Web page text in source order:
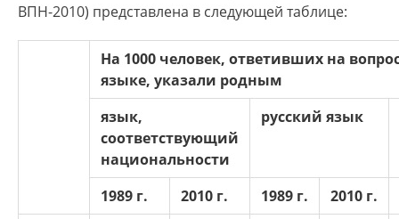
ВПН-2010) представлена в следующей таблице:
На 1000 человек, ответивших на
языке, указали родным
язык,
соответствующий
национальности
русский язык
1989 г. 2010 г. 1989 г.
2010 г.